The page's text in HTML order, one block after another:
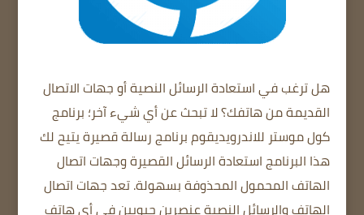
هل ترغب في استعادة الرسائل النصية أو جهات الاتصال
القديمة من هاتفك؟لا تبحث عن أي شيء آخر؛ برنامج
كول موستر للاندرويديقومبرنامجرسالة قصيرةيتيح لك
هذا البرنامجاستعادة الرسائل القصيرةوجهات اتصال
الهاتف المحمول المحذوفة بسهولة.تعد جهات اتصال
الهاتف والرسائل النصية عنصرين حيويين في أي هاتف